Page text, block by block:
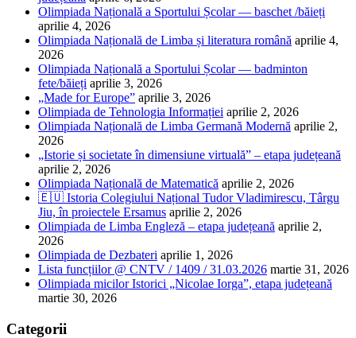
Olimpiada Națională a Sportului Școlar — baschet /băieți
aprilie 4, 2026
Olimpiada Națională de Limba și literatura română aprilie 4,
2026
Olimpiada Națională a Sportului Școlar — badminton
fete/băieți aprilie 3, 2026
„Made for Europe” aprilie 3, 2026
Olimpiada de Tehnologia Informației aprilie 2, 2026
Olimpiada Națională de Limba Germană Modernă aprilie 2,
2026
„Istorie și societate în dimensiune virtuală” – etapa județeană
aprilie 2, 2026
Olimpiada Națională de Matematică aprilie 2, 2026
🇪🇺 Istoria Colegiului Național Tudor Vladimirescu, Târgu
Jiu, în proiectele Ersamus aprilie 2, 2026
Olimpiada de Limba Engleză – etapa județeană aprilie 2,
2026
Olimpiada de Dezbateri aprilie 1, 2026
Lista funcțiilor @ CNTV / 1409 / 31.03.2026 martie 31, 2026
Olimpiada micilor Istorici „Nicolae Iorga”, etapa județeană
martie 30, 2026
Categorii